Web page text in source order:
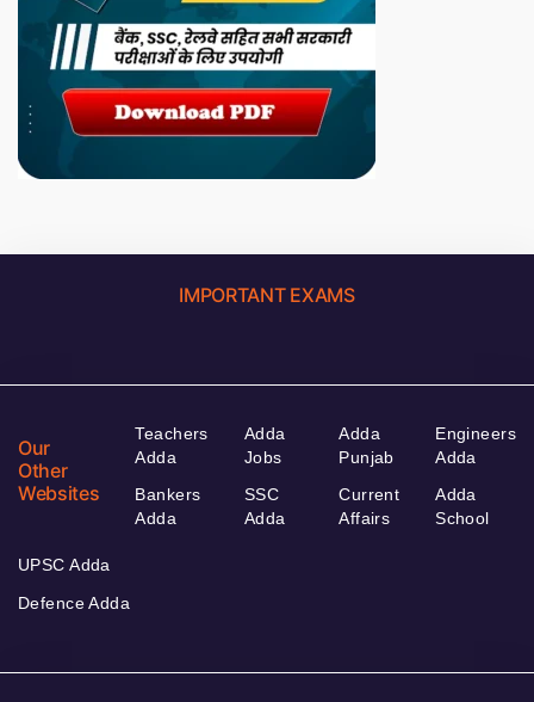
IMPORTANT EXAMS
Our
Other
Websites
Teachers
Adda
Bankers
Adda
Adda
Jobs
SSC
Adda
Adda
Punjab
Current
Affairs
Engineers
Adda
Adda
School
UPSC Adda
Defence Adda